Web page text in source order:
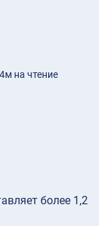
на чтение
более 1,2